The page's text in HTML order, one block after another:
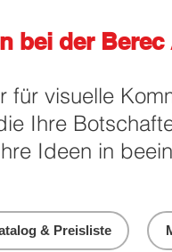
bei der Berec
für visuelle
Ihre
Ideen in
& Preisliste